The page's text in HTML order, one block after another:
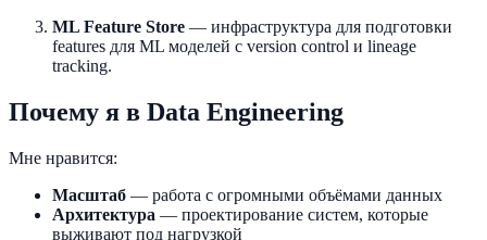
ML Feature Store — инфраструктура для подготовки
features для ML моделей с version control и lineage
tracking.
Почему я в Data Engineering
Мне нравится:
Масштаб — работа с огромными объёмами данных
Архитектура — проектирование систем, которые
выживают под нагрузкой